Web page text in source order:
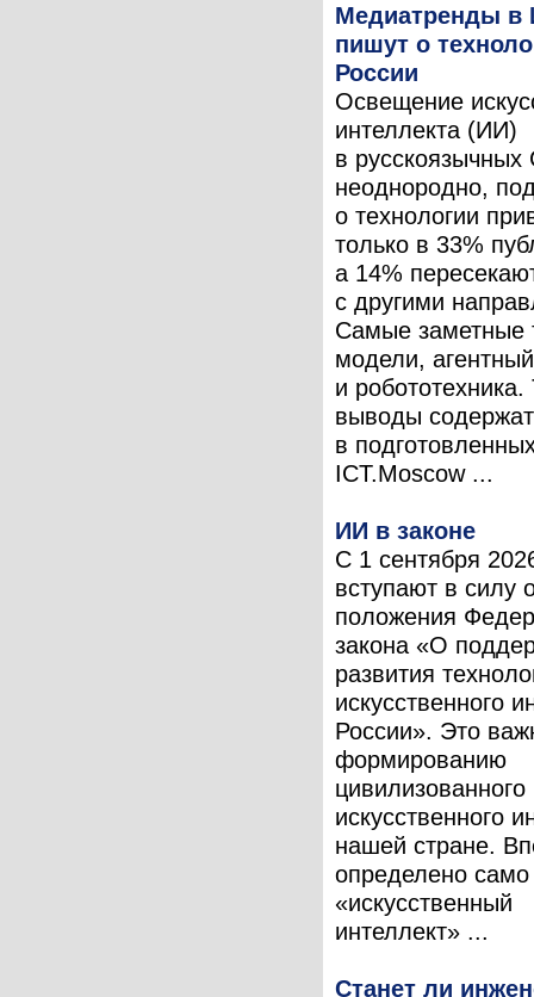
Медиатренды в
пишут о
России
Освещение
интеллекта (ИИ)
в
неоднородно,
о технологии
только в 33%
а 14%
с другими
Самые
модели,
и робототехника.
выводы
в
ICT.Moscow ...
ИИ в законе
С 1 сентября
вступают в силу
положения
закона «О
развития
искусственного
России». Это
формированию
искусственного
нашей стране.
определено само
«искусственный
интеллект» ...
Станет ли